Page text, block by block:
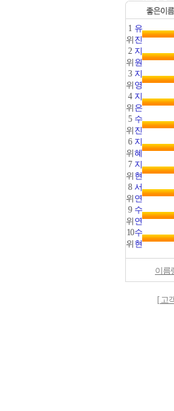
1
위
유
진
2
위
지
원
3
위
지
영
4
위
지
은
5
위
수
진
6
위
지
혜
7
위
지
현
8
위
서
연
9
위
수
연
10
위
수
현
이름
[ 고